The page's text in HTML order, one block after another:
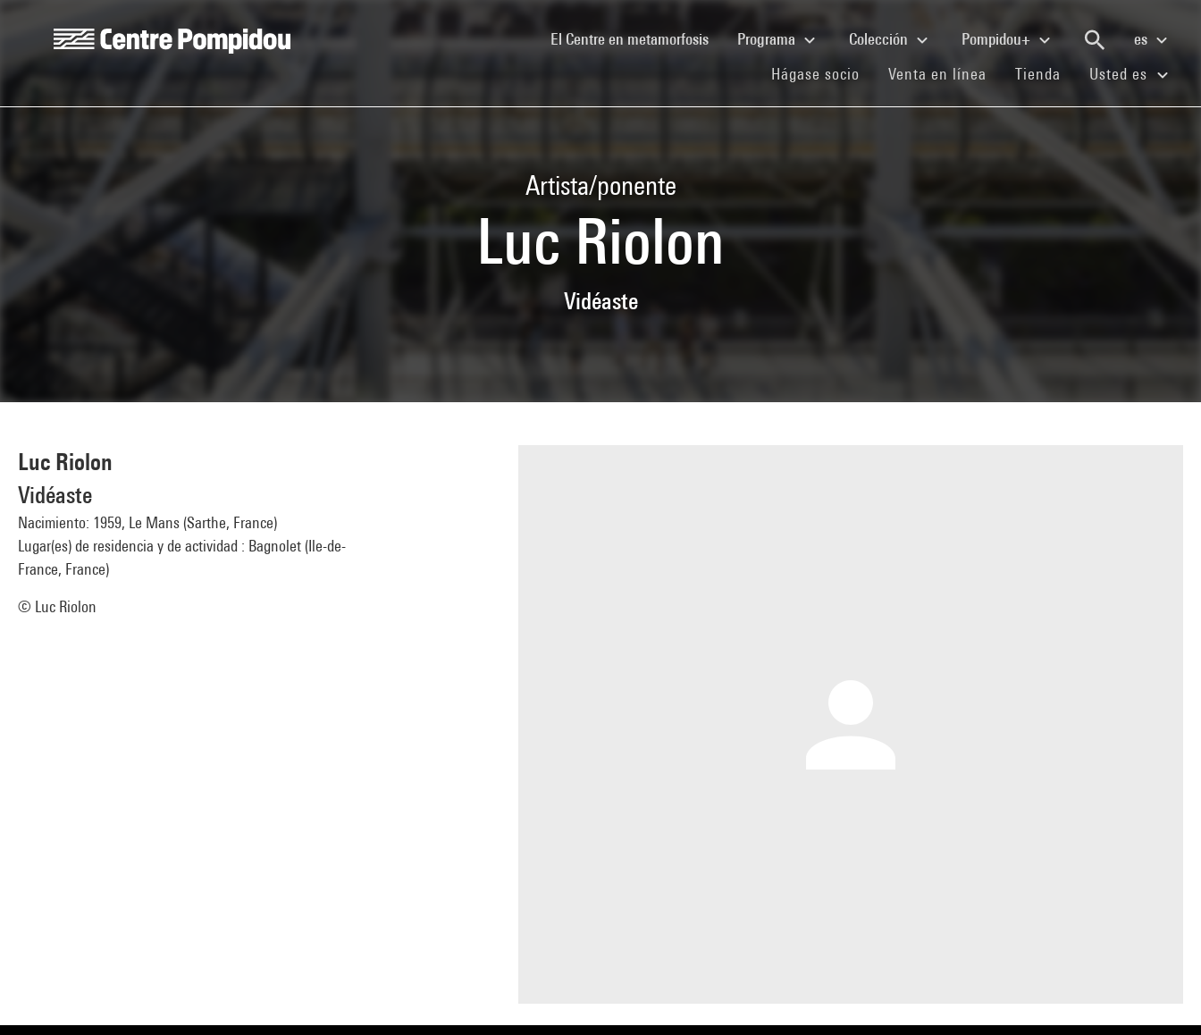
El Centre en metamorfosis(current)Programa Colección Pompidou+
es
Hágase socio (current)
Venta en línea (current)
Tienda (current)
Usted es
Artista/ponente
Luc Riolon
Vidéaste
Luc Riolon
Vidéaste
Nacimiento: 1959, Le Mans (Sarthe, France)
Lugar(es) de residencia y de actividad : Bagnolet (Ile-de-
France, France)
© Luc Riolon